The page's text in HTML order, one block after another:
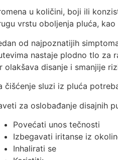
u količini, boji ili
vrstu oboljenja pluća,
od najpoznatijih
nastaje plodno tlo za
olakšava disanje i smanjije
čišćenje sluzi iz pluća
za oslobađanje disajnih
Povećati unos tečnosti
Izbegavati iritanse iz
Inhalirati se